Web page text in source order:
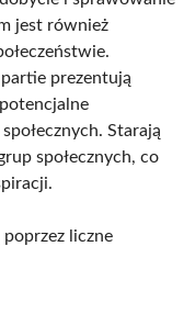
jest również
prezentują
Starają
społecznych, co
liczne